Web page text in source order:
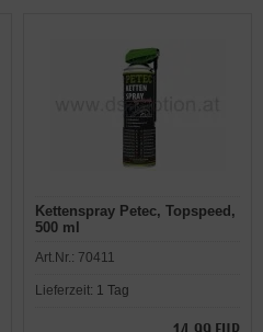
Kettenspray Petec, Topspeed,
500 ml
Art.Nr.: 70411
Lieferzeit: 1 Tag